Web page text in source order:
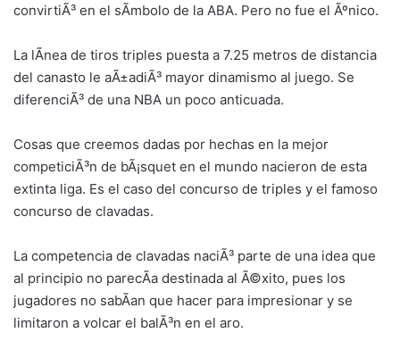
convirtiÃ³ en el sÃ­mbolo de la ABA. Pero no fue el Ãºnico.
La lÃ­nea de tiros triples puesta a 7.25 metros de distancia
del canasto le aÃ±adiÃ³ mayor dinamismo al juego. Se
diferenciÃ³ de una NBA un poco anticuada.
Cosas que creemos dadas por hechas en la mejor
competiciÃ³n de bÃ¡squet en el mundo nacieron de esta
extinta liga. Es el caso del concurso de triples y el famoso
concurso de clavadas.
La competencia de clavadas naciÃ³ parte de una idea que
al principio no parecÃ­a destinada al Ã©xito, pues los
jugadores no sabÃ­an que hacer para impresionar y se
limitaron a volcar el balÃ³n en el aro.